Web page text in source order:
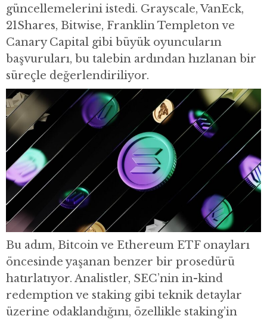
güncellemelerini istedi. Grayscale, VanEck,
21Shares, Bitwise, Franklin Templeton ve
Canary Capital gibi büyük oyuncuların
başvuruları, bu talebin ardından hızlanan bir
süreçle değerlendiriliyor.
Bu adım, Bitcoin ve Ethereum ETF onayları
öncesinde yaşanan benzer bir prosedürü
hatırlatıyor. Analistler, SEC’nin in-kind
redemption ve staking gibi teknik detaylar
üzerine odaklandığını, özellikle staking’in